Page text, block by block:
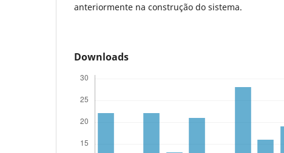
anteriormente na construção do sistema.
Downloads